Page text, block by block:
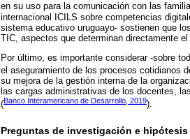
en su uso para la comunicación con las
internacional ICILS sobre competencias
sistema educativo uruguayo- sostienen que
TIC, aspectos que determinan directamente
Por último, es importante considerar -sobre
el aseguramiento de los procesos cotidianos
su mejora de la gestión interna de la
las cargas administrativas de los docentes,
(Banco Interamericano de Desarrollo, 2019).
Preguntas de investigación e hipótesis